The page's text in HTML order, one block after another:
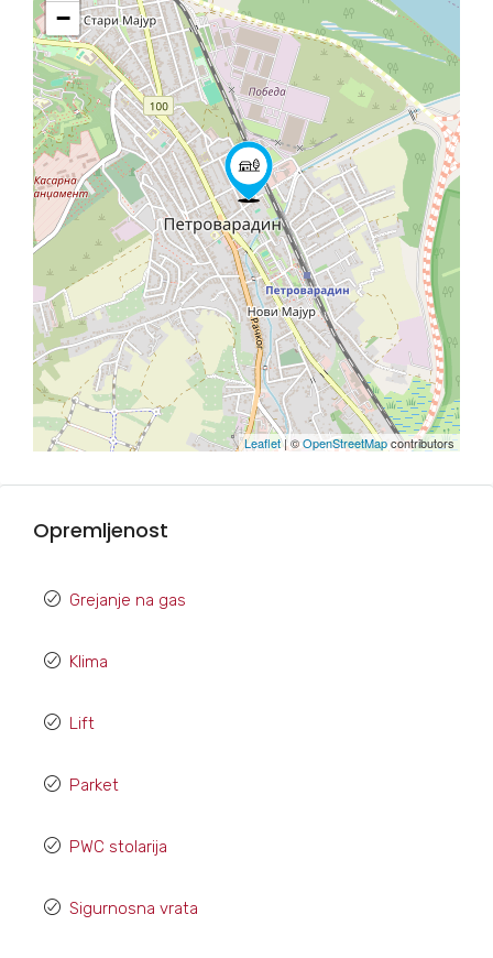
−
Leaflet| ©OpenStreetMapcontributors
Opremljenost
Grejanje na gas
Klima
Lift
Parket
PWC stolarija
Sigurnosna vrata